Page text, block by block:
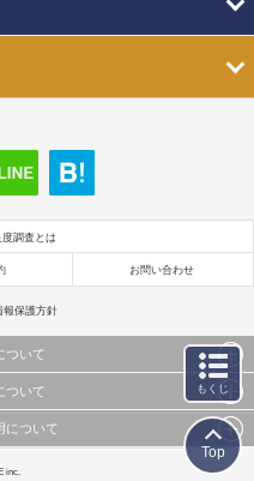
調査とは
お問い合わせ
報保護方針
ついて
ト、画像データ等）及びこれらの配置・
の二次利用を行うことは固く禁じており
ついて
者が提出された見解・感想です。
上でご覧ください。
について
せたコンテンツや広告の表示、ソーシャル
inc.
もくじ
Top